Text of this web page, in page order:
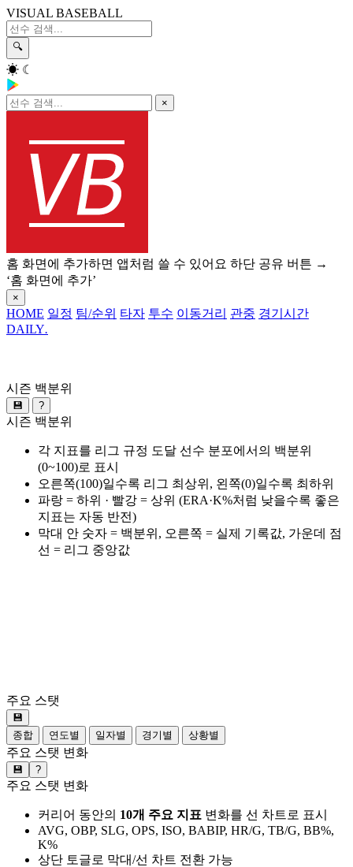
VISUAL BASEBALL
🔍
☀ ☾
×
홈 화면에 추가하면 앱처럼 쓸 수 있어요 하단 공유 버튼 →
‘홈 화면에 추가’
×
HOME 일정 팀/순위 타자 투수 이동거리 관중 경기시간
DAILY.
시즌 백분위
💾 ?
시즌 백분위
각 지표를 리그 규정 도달 선수 분포에서의 백분위
(0~100)로 표시
오른쪽(100)일수록 리그 최상위, 왼쪽(0)일수록 최하위
파랑 = 하위 · 빨강 = 상위 (ERA·K%처럼 낮을수록 좋은
지표는 자동 반전)
막대 안 숫자 = 백분위, 오른쪽 = 실제 기록값, 가운데 점
선 = 리그 중앙값
주요 스탯
💾
종합
연도별 일자별 경기별 상황별
주요 스탯 변화
💾 ?
주요 스탯 변화
커리어 동안의 10개 주요 지표 변화를 선 차트로 표시
AVG, OBP, SLG, OPS, ISO, BABIP, HR/G, TB/G, BB%,
K%
상단 토글로 막대/선 차트 전환 가능